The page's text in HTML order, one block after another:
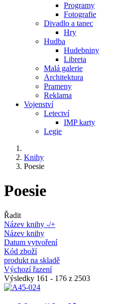
Programy
Fotografie
Divadlo a tanec
Hry
Hudba
Hudebniny
Libreta
Malá galerie
Architektura
Prameny
Reklama
Vojenství
Letectví
IMP karty
Legie
Knihy
Poesie
Poesie
Řadit
Název knihy -/+
Název knihy
Datum vytvoření
Kód zboží
produkt na skladě
Výchozí řazení
Výsledky 161 - 176 z 2503